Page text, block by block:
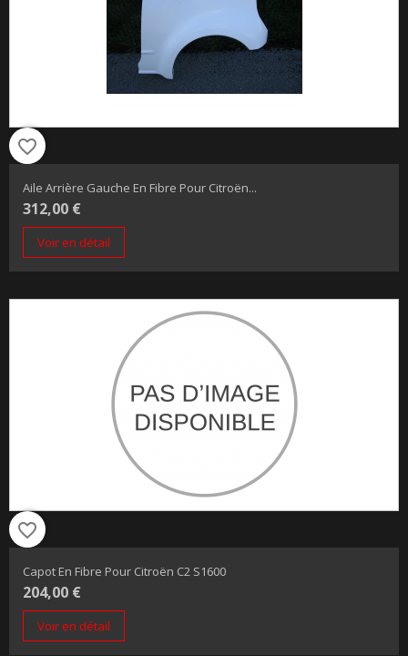
favorite_border
Aile Arrière Gauche En Fibre Pour Citroën...
312,00 €
Voir en détail
favorite_border
Capot En Fibre Pour Citroën C2 S1600
204,00 €
Voir en détail